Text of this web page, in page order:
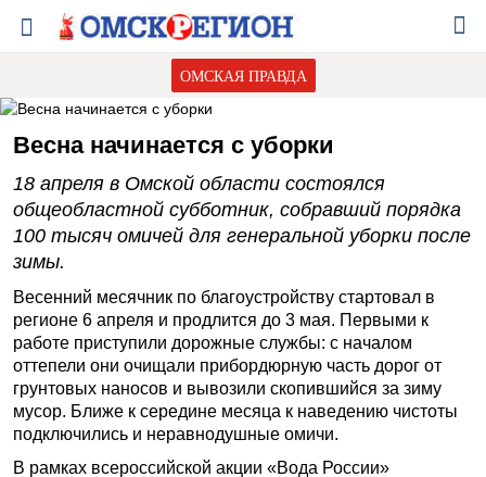
ОМСКАЯ ПРАВДА
Весна начинается с уборки
18 апреля в Омской области состоялся
общеобластной субботник, собравший порядка
100 тысяч омичей для генеральной уборки после
зимы.
Весенний месячник по благоустройству стартовал в
регионе 6 апреля и продлится до 3 мая. Первыми к
работе приступили дорожные службы: с началом
оттепели они очищали прибордюрную часть дорог от
грунтовых наносов и вывозили скопившийся за зиму
мусор. Ближе к середине месяца к наведению чистоты
подключились и неравнодушные омичи.
В рамках всероссийской акции «Вода России»